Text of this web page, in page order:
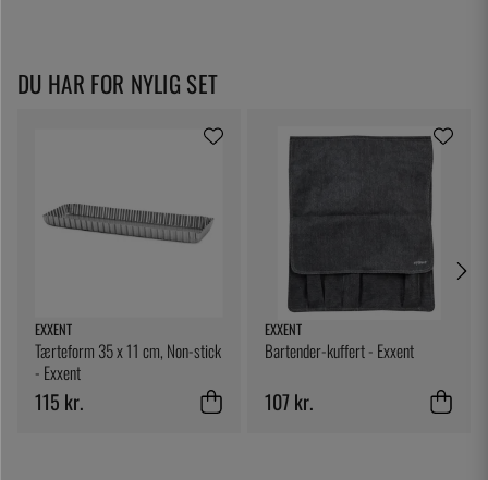
DU HAR FOR NYLIG SET
EXXENT
Tærteform 35 x 11 cm, Non-stick
- Exxent
115 kr.
EXXENT
Bartender-kuffert - Exxent
107 kr.